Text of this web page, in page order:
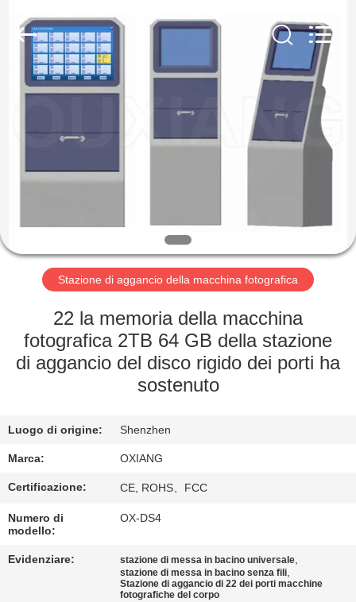
CASA.
PRODOTTI
VIDEO
SPETTACOLO
VR
NOI
ALLA
FABBRICA
CONTROLLO
DELLA
QUALITÀ
Ouxiang
Electronic
Reserved.
Stazione di aggancio della macchina fotografica
22 la memoria della macchina
fotografica 2TB 64 GB della stazione
di aggancio del disco rigido dei porti ha
sostenuto
Luogo di origine: Shenzhen
Marca: OXIANG
Certificazione: CE, ROHS、FCC
Numero di
modello:
OX-DS4
Evidenziare: stazione di messa in bacino universale,
stazione di messa in bacino senza fili,
Stazione di aggancio di 22 dei porti macchine
fotografiche del corpo